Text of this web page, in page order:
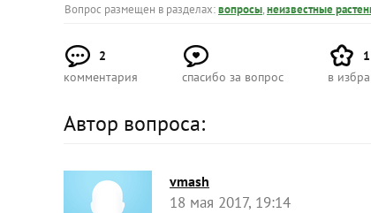
Вопрос размещен в разделах:вопросы,неизвестные
2
комментария
спасибо за вопрос
1
в
Автор вопроса:
vmash
18 мая 2017, 19:14